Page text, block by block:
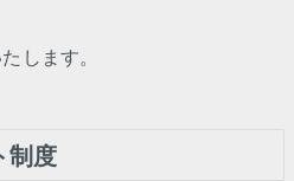
します。
制度